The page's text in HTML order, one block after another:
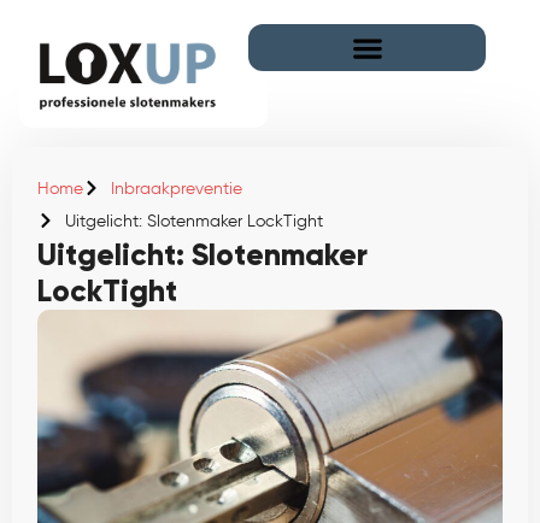
Home
Inbraakpreventie
Uitgelicht: Slotenmaker LockTight
Uitgelicht: Slotenmaker
LockTight